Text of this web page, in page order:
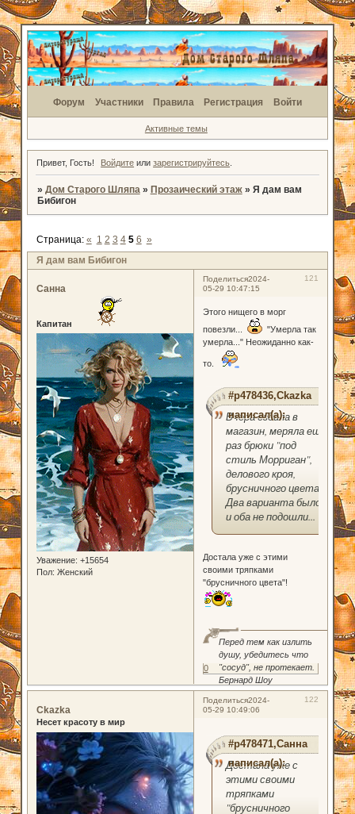
Форум Участники Правила Регистрация Войти
Активные темы
Привет, Гость! Войдите илизарегистрируйтесь
» Дом Старого Шляпа » Прозаический этаж » Я дам вам
Бибигон
Я дам вам Бибигон
Страница: « 1 2 3 4 5 6 »
Поделиться 121
2024-
05-29 10:47:15
Санна
Капитан
Уважение: +15654
Пол: Женский
Этого нищего в морг
повезли...
"Умерла так
умерла..." Неожиданно как-
то.
#p478436,Ckazka
написал(а):
Вчера ездила в
магазин, меряла ещё
раз брюки "под
стиль Морриган",
делового кроя,
брусничного цвета.
Два варианта было
и оба не подошли...
Достала уже с этими
своими тряпками
"брусничного цвета"!
Перед тем как излить
душу, убедитесь что
"сосуд", не протекает.
Бернард Шоу
0
Поделиться 122
2024-
05-29 10:49:06
Ckazka
Несет красоту в мир
#p478471,Санна
написал(а):
Достала уже с
этими своими
тряпками
"брусничного